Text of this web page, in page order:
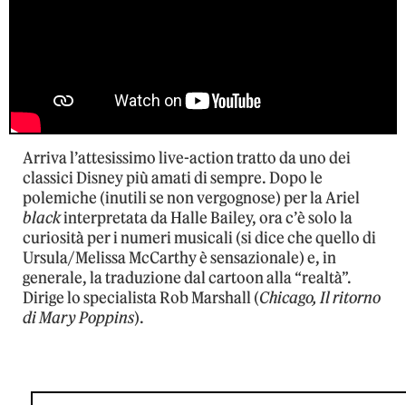
Arriva l’attesissimo live-action tratto da uno dei
classici Disney più amati di sempre. Dopo le
polemiche (inutili se non vergognose) per la Ariel
blackinterpretata da Halle Bailey, ora c’è solo la
curiosità per i numeri musicali (si dice che quello di
Ursula/Melissa McCarthy è sensazionale) e, in
generale, la traduzione dal cartoon alla “realtà”.
Dirige lo specialista Rob Marshall (Chicago, Il ritorno
di Mary Poppins).